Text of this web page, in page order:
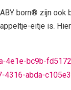
born® zijn ook
eitje is.